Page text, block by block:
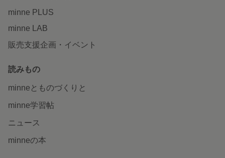
minne PLUS
minne LAB
販売支援企画・イベント
読みもの
minneとものづくりと
minne学習帖
ニュース
minneの本